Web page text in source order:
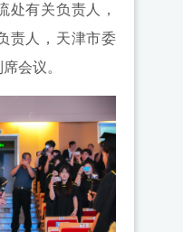
处有关负责人，
责人，天津市委
会议。